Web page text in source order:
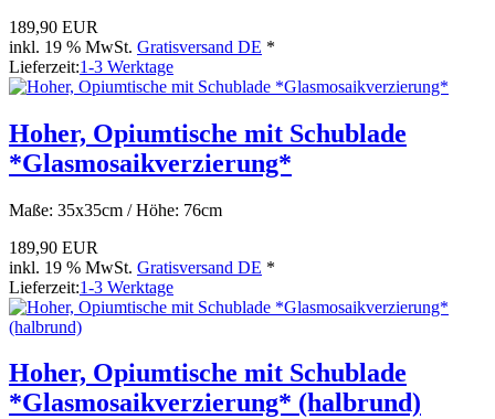
189,90 EUR
inkl. 19 % MwSt. Gratisversand DE *
Lieferzeit:1-3 Werktage
Hoher, Opiumtische mit Schublade
*Glasmosaikverzierung*
Maße: 35x35cm / Höhe: 76cm
189,90 EUR
inkl. 19 % MwSt. Gratisversand DE *
Lieferzeit:1-3 Werktage
Hoher, Opiumtische mit Schublade
*Glasmosaikverzierung* (halbrund)